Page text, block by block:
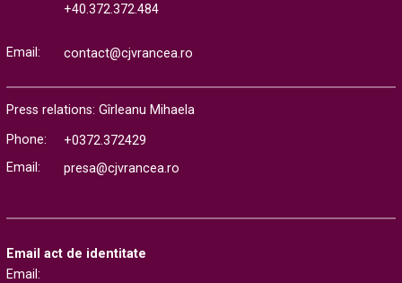
+40.372.372.484
Email: contact@cjvrancea.ro
Press relations: Gîrleanu Mihaela
Phone:
+0372.372429
Email:
presa@cjvrancea.ro
Email act de identitate
Email: